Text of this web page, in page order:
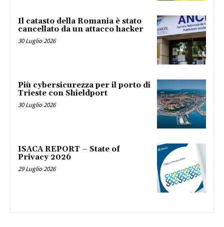
Il catasto della Romania è stato
cancellato da un attacco hacker
30 Luglio 2026
Più cybersicurezza per il porto di
Trieste con Shieldport
30 Luglio 2026
ISACA REPORT – State of
Privacy 2026
29 Luglio 2026